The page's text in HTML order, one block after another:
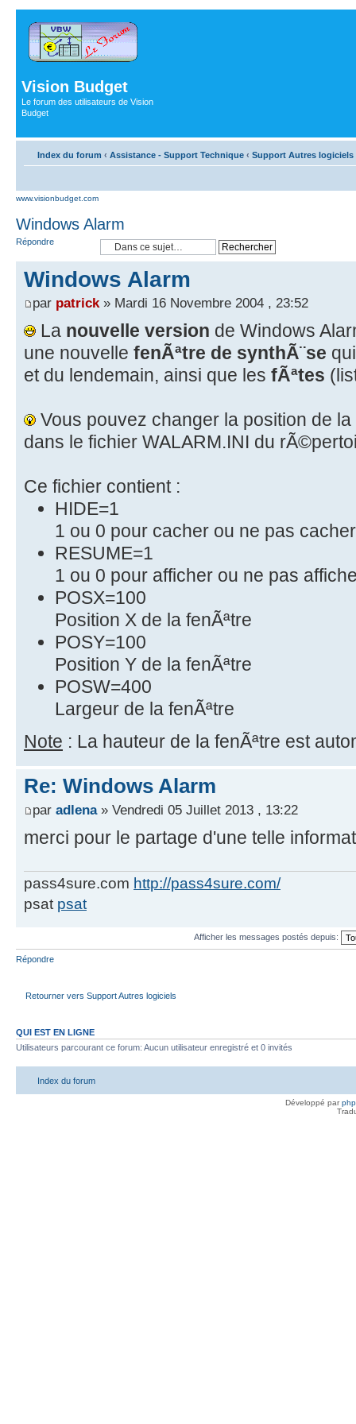
Vision Budget
Le forum des utilisateurs de Vision
Budget
Index du forum ‹ Assistance - Support Technique ‹ Support Autres logiciels
www.visionbudget.com
Windows Alarm
Répondre
Windows Alarm
par patrick» Mardi 16 Novembre 2004 , 23:52
La nouvelle version de Windows
une nouvelle fenÃªtre de synthÃ¨se
et du lendemain, ainsi que les fÃªtes
Vous pouvez changer la position de la
dans le fichier WALARM.INI du
Ce fichier contient :
HIDE=1
1 ou 0 pour cacher ou ne pas
RESUME=1
1 ou 0 pour afficher ou ne pas
POSX=100
Position X de la fenÃªtre
POSY=100
Position Y de la fenÃªtre
POSW=400
Largeur de la fenÃªtre
Note : La hauteur de la fenÃªtre est
Re: Windows Alarm
par adlena» Vendredi 05 Juillet 2013 , 13:22
merci pour le partage d'une telle
pass4sure.com http://pass4sure.com/
psat psat
Afficher les messages postés depuis:
Répondre
Retourner vers Support Autres logiciels
QUI EST EN LIGNE
Utilisateurs parcourant ce forum: Aucun utilisateur enregistré et 0 invités
Index du forum
Développé par